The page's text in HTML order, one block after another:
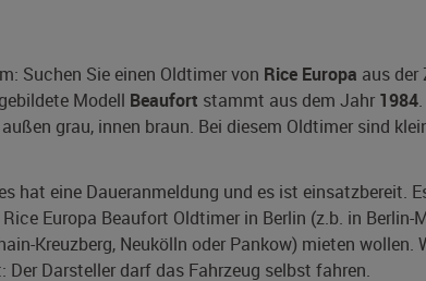
Suchen Sie einen Oldtimer von Rice Europa aus der
Modell Beaufort stammt aus dem Jahr 1984
grau, innen braun. Bei diesem Oldtimer sind
hat eine Daueranmeldung und es ist einsatzbereit.
Europa Beaufort Oldtimer in Berlin (z.b. in Berlin-
Kreuzberg, Neukölln oder Pankow) mieten wollen.
Darsteller darf das Fahrzeug selbst fahren.